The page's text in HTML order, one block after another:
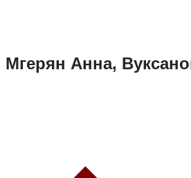
Мгерян Анна,